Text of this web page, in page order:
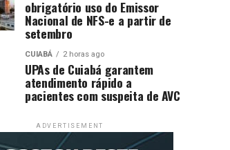
obrigatório uso do Emissor
Nacional de NFS-e a partir de
setembro
CUIABÁ 2 horas ago
UPAs de Cuiabá garantem
atendimento rápido a
pacientes com suspeita de AVC
ADVERTISEMENT